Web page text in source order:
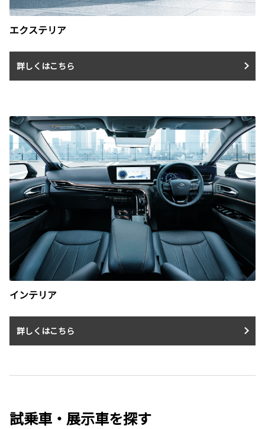
エクステリア
詳しくはこちら
インテリア
詳しくはこちら
試乗車・展示車を探す